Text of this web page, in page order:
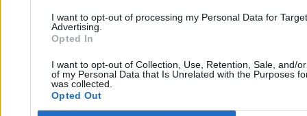
I want to opt-out of processing my Personal Data for
Advertising.
Opted In
I want to opt-out of Collection, Use, Retention, Sale, and/
of my Personal Data that Is Unrelated with the Purposes
was collected.
Opted Out
Spór o ułaskawienie „Starucha”. Rzecznik prezydenta wyjaśnia